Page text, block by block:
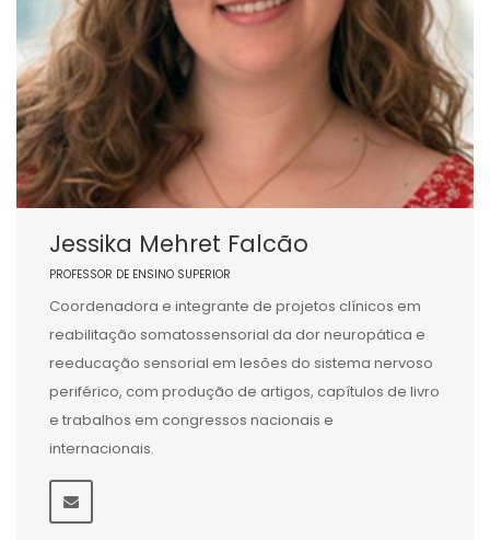
Jessika Mehret Falcão
PROFESSOR DE ENSINO SUPERIOR
Coordenadora e integrante de projetos clínicos em
reabilitação somatossensorial da dor neuropática e
reeducação sensorial em lesões do sistema nervoso
periférico, com produção de artigos, capítulos de livro
e trabalhos em congressos nacionais e
internacionais.